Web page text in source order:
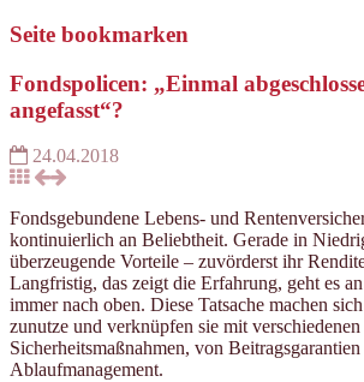
Seite bookmarken
Fondspolicen: „Einmal
angefasst“?
24.04.2018
Fondsgebundene Lebens- und
kontinuierlich an Beliebtheit. Gerade in
überzeugende Vorteile – zuvörderst ihr
Langfristig, das zeigt die Erfahrung, geht es
immer nach oben. Diese Tatsache machen
zunutze und verknüpfen sie mit verschiedenen
Sicherheitsmaßnahmen, von
Ablaufmanagement.